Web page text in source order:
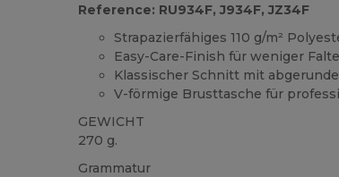
Reference: RU934F, J934F, JZ34F
Strapazierfähiges 110 g/m²
Easy-Care-Finish für weniger
Klassischer Schnitt mit
V-förmige Brusttasche für
GEWICHT
270 g.
Grammatur